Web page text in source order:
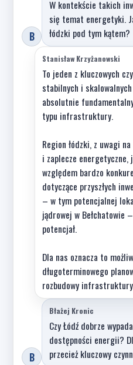
B
W kontekście takich
się temat energetyki.
łódzki pod tym kątem?
Stanisław Krzyżanowski
To jeden z kluczowych
stabilnych i
absolutnie
typu infrastruktury.
Region łódzki, z uwagi
i zaplecze
względem bardzo
dotyczące przyszłych
– w tym potencjalnej
jądrowej w Bełchatowie
potencjał.
Dla nas oznacza to
długoterminowego
rozbudowy
B
Błażej Kronic
Czy Łódź dobrze
dostępności energii?
przecież kluczowy